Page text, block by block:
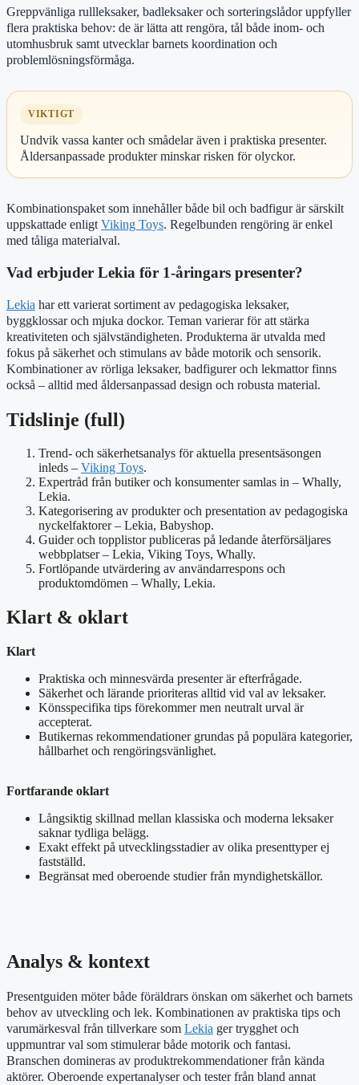
Greppvänliga rullleksaker, badleksaker och sorteringslådor uppfyller
flera praktiska behov: de är lätta att rengöra, tål både inom- och
utomhusbruk samt utvecklar barnets koordination och
problemlösningsförmåga.
VIKTIGT
Undvik vassa kanter och smådelar även i praktiska presenter.
Åldersanpassade produkter minskar risken för olyckor.
Kombinationspaket som innehåller både bil och badfigur är särskilt
uppskattade enligtViking Toys. Regelbunden rengöring är enkel
med tåliga materialval.
Vad erbjuder Lekia för 1-åringars presenter?
Lekia har ett varierat sortiment av pedagogiska leksaker,
byggklossar och mjuka dockor. Teman varierar för att stärka
kreativiteten och självständigheten. Produkterna är utvalda med
fokus på säkerhet och stimulans av både motorik och sensorik.
Kombinationer av rörliga leksaker, badfigurer och lekmattor finns
också – alltid med åldersanpassad design och robusta material.
Tidslinje (full)
Trend- och säkerhetsanalys för aktuella presentsäsongen
inleds – Viking Toys.
Expertråd från butiker och konsumenter samlas in – Whally,
Lekia.
Kategorisering av produkter och presentation av pedagogiska
nyckelfaktorer – Lekia, Babyshop.
Guider och topplistor publiceras på ledande återförsäljares
webbplatser – Lekia, Viking Toys, Whally.
Fortlöpande utvärdering av användarrespons och
produktomdömen – Whally, Lekia.
Klart & oklart
Klart
Praktiska och minnesvärda presenter är efterfrågade.
Säkerhet och lärande prioriteras alltid vid val av leksaker.
Könsspecifika tips förekommer men neutralt urval är
accepterat.
Butikernas rekommendationer grundas på populära kategorier,
hållbarhet och rengöringsvänlighet.
Fortfarande oklart
Långsiktig skillnad mellan klassiska och moderna leksaker
saknar tydliga belägg.
Exakt effekt på utvecklingsstadier av olika presenttyper ej
fastställd.
Begränsat med oberoende studier från myndighetskällor.
Analys & kontext
Presentguiden möter både föräldrars önskan om säkerhet och barnets
behov av utveckling och lek. Kombinationen av praktiska tips och
varumärkesval från tillverkare som Lekia ger trygghet och
uppmuntrar val som stimulerar både motorik och fantasi.
Branschen domineras av produktrekommendationer från kända
aktörer. Oberoende expertanalyser och tester från bland annat